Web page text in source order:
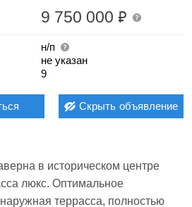
9 750 000 ₽
н/п
не указан
9
Скрыть объявление
в историческом центре
люкс. Оптимальное
террасса, полностью